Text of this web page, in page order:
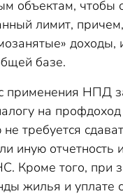
объектам, чтобы
лимит,
доходы,
базе.
применения НПД
на профдоход
требуется
иную отчетность
Кроме того, при
жилья и уплате с